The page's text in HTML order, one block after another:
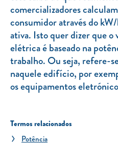
comercializadores
consumidor através do
ativa. Isto quer dizer que o
elétrica é baseado na
trabalho. Ou seja, refere-
naquele edifício, por
os equipamentos
Termos relacionados
Potência